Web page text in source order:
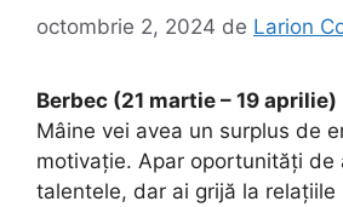
octombrie 2, 2024 de Larion
Berbec (21 martie – 19 aprilie)
Mâine vei avea un surplus de
motivație. Apar oportunități de
talentele, dar ai grijă la relațiile